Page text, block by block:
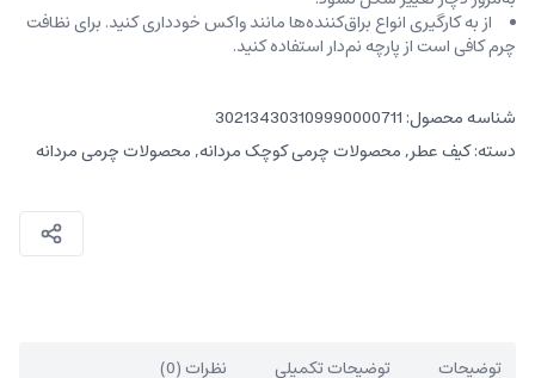
از به کارگیری انواع براق‌کننده‌ها مانند واکس خودداری کنید. برای نظافت
چرم کافی است از پارچه‌ نم‌دار استفاده کنید.
شناسه محصول: 302134303109990000711
دسته:کیف عطر,محصولات چرمی کوچک مردانه,محصولات چرمی مردانه
توضیحات توضیحات تکمیلی نظرات (0)